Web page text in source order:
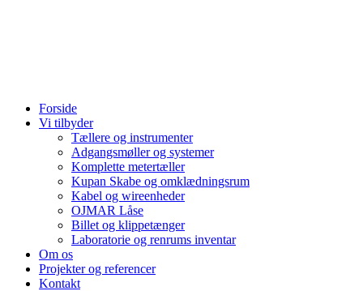
Forside
Vi tilbyder
Tællere og instrumenter
Adgangsmøller og systemer
Komplette metertæller
Kupan Skabe og omklædningsrum
Kabel og wireenheder
OJMAR Låse
Billet og klippetænger
Laboratorie og renrums inventar
Om os
Projekter og referencer
Kontakt